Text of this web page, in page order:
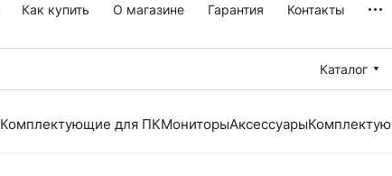
Как купить О магазине Гарантия Контакты
Каталог
Комплектующие для ПКМониторыАксессуары